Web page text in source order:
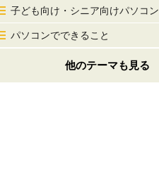
子ども向け・シニア向けパソコン
パソコンでできること
他のテーマも見る